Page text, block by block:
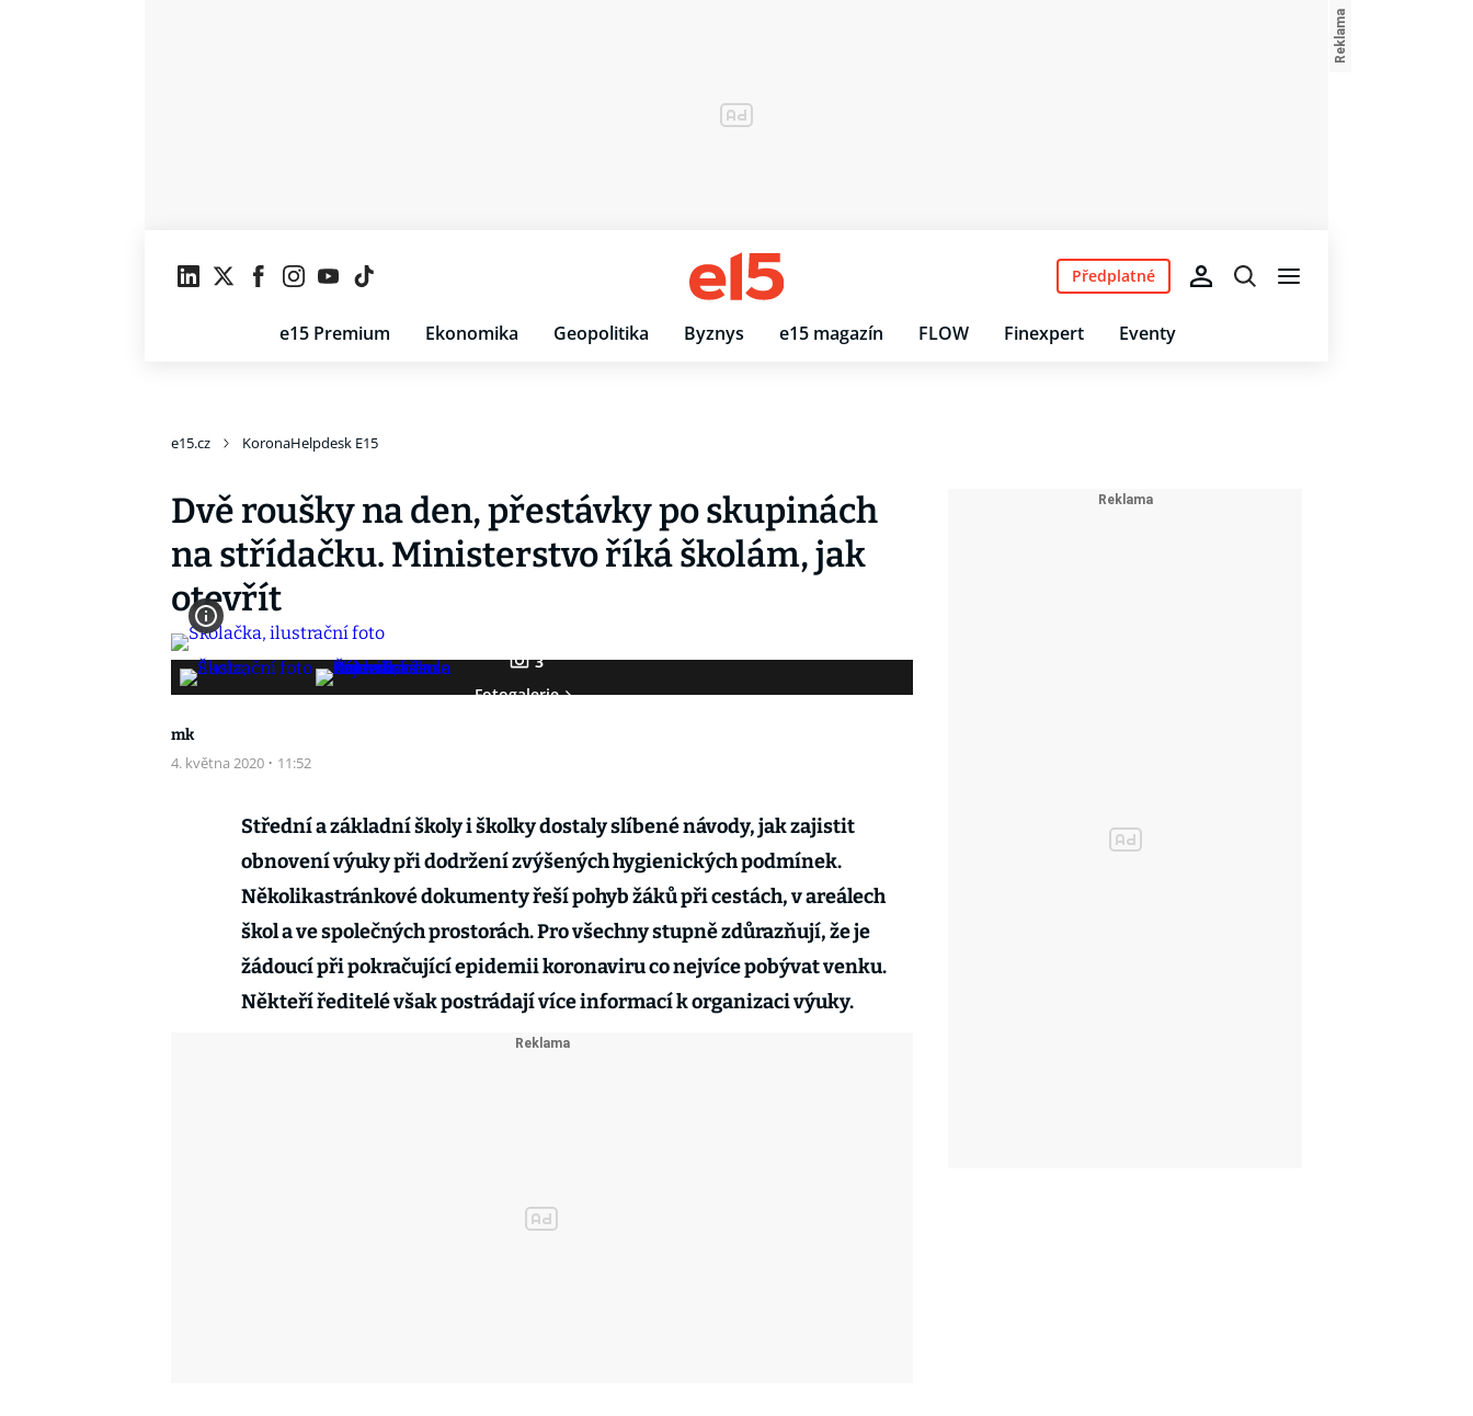
e15 Premium Ekonomika Geopolitika Byznys e15 magazín FLOW Finexpert Eventy
Předplatné
e15.cz KoronaHelpdesk E15
Dvě roušky na den, přestávky po skupinách
na střídačku. Ministerstvo říká školám, jak
otevřít
3
Fotogalerie
mk
4. května 2020 · 11:52
Střední a základní školy i školky dostaly slíbené návody, jak zajistit
obnovení výuky při dodržení zvýšených hygienických podmínek.
Několikastránkové dokumenty řeší pohyb žáků při cestách, v areálech
škol a ve společných prostorách. Pro všechny stupně zdůrazňují, že je
žádoucí při pokračující epidemii koronaviru co nejvíce pobývat venku.
Někteří ředitelé však postrádají více informací k organizaci výuky.